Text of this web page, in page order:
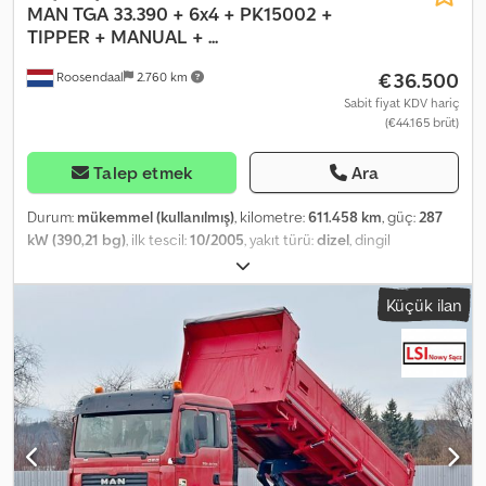
Roosendaal 2.760 km
MAN TGA 33.390 + 6x4 + PK15002 +
TIPPER + MANUAL + ...
€36.500
Sabit fiyat KDV hariç
(€44.165 brüt)
Talep etmek Ara
Durum: mükemmel (kullanılmış), kilometre:611.458 km, güç:287
kW (390,21 bg), ilk tescil:10/2005, yakıt türü:dizel, dingil
, renk:
kabini, vites türü:mekanik, emisyon sınıfı:Euro 3, süspansiyon:
, Donanım:vinç, Crane Number of hydraulic
extensions: 3 = Further information = General information
Number of doors: 2 Cab type: single Registration number: 1EUL946
Technical information Number of cylinders: 6 Axle configuration
Front axle: Steered First rear axle: Twin tyres; Reduction: Outer
planetary axles; Brakes: Disc brakes; Suspension: Leaf suspension
Second rear axle: Twin tyres Functional Crane: PALFINGER 15002,
year of construction 2002, mounted behind the cab Condition
Küçük ilan